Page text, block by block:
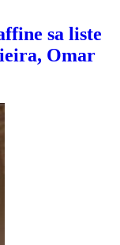
sa liste
Omar